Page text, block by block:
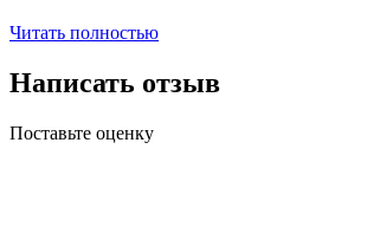
Читать полностью
Написать отзыв
Поставьте оценку